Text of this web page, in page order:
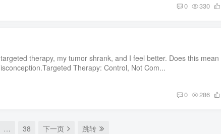
0 330
therapy, my tumor shrank, and I feel better. Does this mean
Therapy: Control, Not Com...
0 286
… 38 下一页 跳转